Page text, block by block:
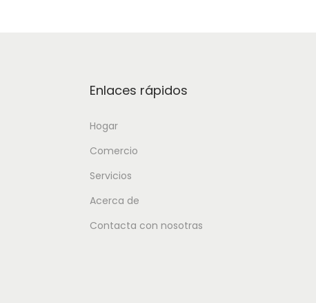
Enlaces rápidos
Hogar
Comercio
Servicios
Acerca de
Contacta con nosotras